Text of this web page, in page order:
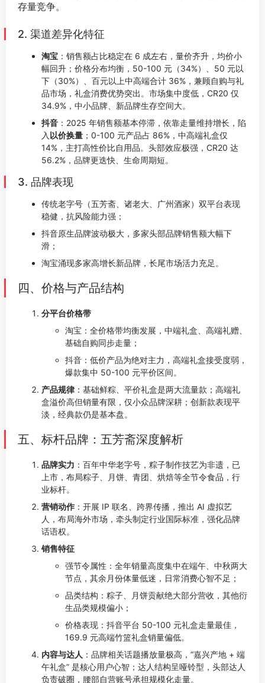
存量竞争。
2. 渠道差异化特征
淘宝 ：销售额占比稳定在 6 成左右，量价齐升，均价小
幅回升；价格分布均衡，50-100 元（34%）、50 元以
下（30%）、百元以上中高端合计 36%，兼顾自购与礼
品市场，礼盒消费优势突出。市场集中度低，CR20 仅
34.9%，中小品牌、新品牌生存空间大。
抖音 ：2025 年销售额基本停滞，依靠走量维持增长，陷
入 以价换量 ；0-100 元产品占 86%，中高端礼盒仅
14%，主打高性价比自用品。头部效应极强，CR20 达
56.2%，品牌更迭快、生命周期短。
3. 品牌表现
传统老字号（五芳斋、诸老大、广州酒家）双平台表现
稳健，抗风险能力强；
抖音原生品牌波动极大，多家头部品牌销售额大幅下
滑；
淘宝涌现多家高增长新品牌，长尾市场活力充足。
四、价格与产品结构
分平台价格带
淘宝：全价格带均衡发展，中端礼盒、高端礼赠、
基础自购同步走量；
抖音：低价产品为绝对主力，高端礼盒接受度弱，
爆款集中 50-100 元平价区间。
产品规律：基础鲜粽、平价礼盒是两大流量款；高端礼
盒溢价高但销量有限，仅小众品牌深耕；创新款表现平
淡，经典款仍是基本盘。
五、标杆品牌：五芳斋深度解析
品牌实力 ：百年中华老字号，粽子制作技艺为非遗，已
上市，布局粽子、月饼、青团、烘焙等全节令食品，行
业标杆。
营销动作 ：开展 IP 联名、跨界传播，推出 AI 虚拟艺
人，布局海外市场，牵头制定行业国际标准，强化品牌
话语权。
销售特征
强节令属性：全年销量高度集中在端午、中秋两大
节点，其余月份体量低迷，日常消费心智不足；
品类结构：粽子、月饼贡献绝大部分营收，其他衍
生品类规模偏小；
价格表现：抖音平台 50-100 元礼盒走量最佳，
169.9 元高端竹篮礼盒销量偏低。
内容与达人 ：品牌相关话题播放量极高，“嘉兴产地 + 端
午礼盒” 是核心用户心智；达人结构呈哑铃型，头部达人
负责破圈，腰部自营账号承担规模化走量。